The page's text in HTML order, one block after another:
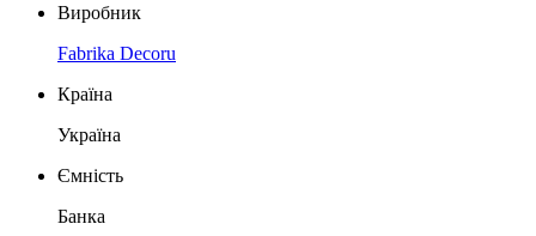
Виробник
Fabrika Decoru
Країна
Україна
Ємність
Банка